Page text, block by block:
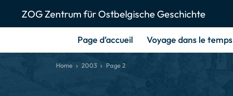
ZOG Zentrum für Ostbelgische Geschichte
Page d’accueil Voyage dans le temps
Home 2003 Page 2